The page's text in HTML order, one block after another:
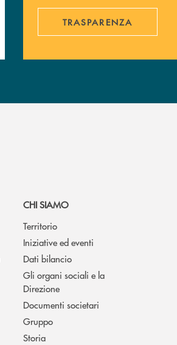
TRASPARENZA
CHI SIAMO
Territorio
Iniziative ed eventi
Dati bilancio
Gli organi sociali e la
Direzione
Documenti societari
Gruppo
Storia